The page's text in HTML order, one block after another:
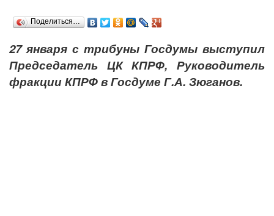
Поделиться…
27 января с трибуны Госдумы выступил
Председатель ЦК КПРФ, Руководитель
фракции КПРФ в Госдуме Г.А. Зюганов.